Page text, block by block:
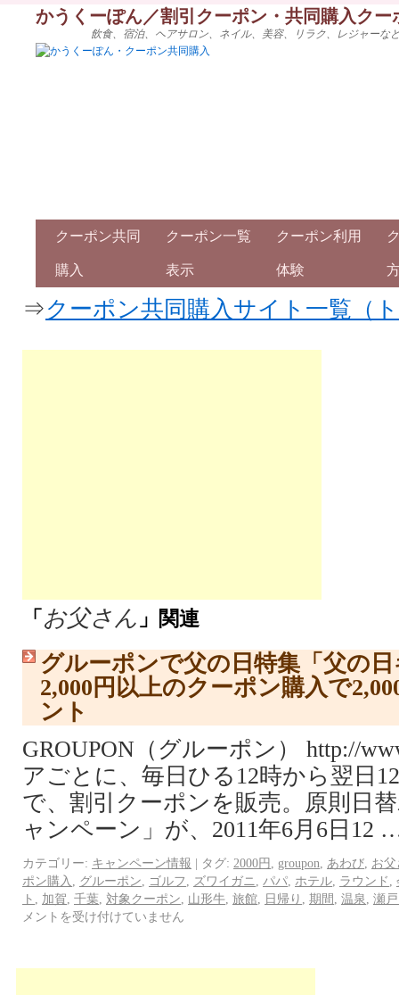
かうくーぽん／割引クーポン・共同購入ク
飲食、宿泊、ヘアサロン、ネイル、美容、リラク、レジャー
クーポン共同
購入
クーポン一覧
表示
クーポン利用
体験
⇒クーポン共同購入サイト一覧（
「 お父さん 」関連
グルーポンで父の日特集「父の
2,000円以上のクーポン購入で
ント
GROUPON（グルーポン） http://
アごとに、毎日ひる12時から翌日
で、割引クーポンを販売。原則日
ャンペーン」が、2011年6月6日12
カテゴリー: キャンペーン情報 | タグ: 2000円 groupon あわび お
ポン購入
グルーポン ゴルフ ズワイガニ パパ ホテル ラウンド
ト
加賀 千葉 対象クーポン 山形牛 旅館 日帰り 期間 温泉
瀬
メントを受け付けていません